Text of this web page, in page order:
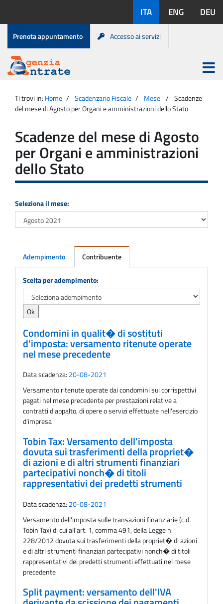
contenuto
disponibili:
ITA ENG DEU
Menu
di
servizio
Prenota appuntamento Accesso ai servizi
Agenzia
Entrate
Apri
menu
principale
Ti trovi in: Home Scadenzario Fiscale Mese
Scadenze
del mese di Agosto per Organi e amministrazioni dello Stato
Scadenze del mese di Agosto
per Organi e amministrazioni
dello Stato
Seleziona il mese:
Adempimento Contribuente
Adempimento
Scelta per adempimento:
Condomini in qualit� di sostituti
d'imposta: versamento ritenute operate
nel mese precedente
Data scadenza: 20-08-2021
Versamento ritenute operate dai condomini sui corrispettivi
pagati nel mese precedente per prestazioni relative a
contratti d'appalto, di opere o servizi effettuate nell'esercizio
d'impresa
Tobin Tax: Versamento dell'imposta
dovuta sui trasferimenti della propriet�
di azioni e di altri strumenti finanziari
partecipativi nonch� di titoli
rappresentativi dei predetti strumenti
Data scadenza: 20-08-2021
Versamento dell'imposta sulle transazioni finanziarie (c.d.
Tobin Tax) di cui all'art. 1, comma 491, della Legge n.
228/2012 dovuta sui trasferimenti della propriet� di azioni
e di altri strumenti finanziari partecipativi nonch� di titoli
rappresentativi dei predetti strumenti effettuati nel mese
precedente
Split payment: versamento dell'IVA